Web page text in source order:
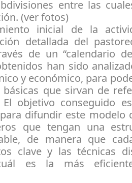
entre las
(ver fotos)
inicial de la
detallada del
de un “calendario
han sido
y económico, para
que sirvan de
objetivo conseguido
difundir este modelo
que tengan una
de manera que
clave y las técnicas
es la más